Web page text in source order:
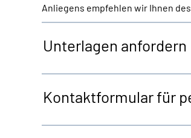
Anliegens empfehlen wir Ihnen
Unterlagen anfordern
Kontaktformular für